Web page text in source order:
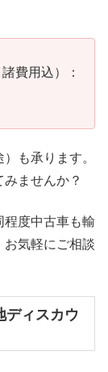
費用込）：
も承ります。
ませんか？
度中古車も輸
お気軽にご相談
ディスカウ